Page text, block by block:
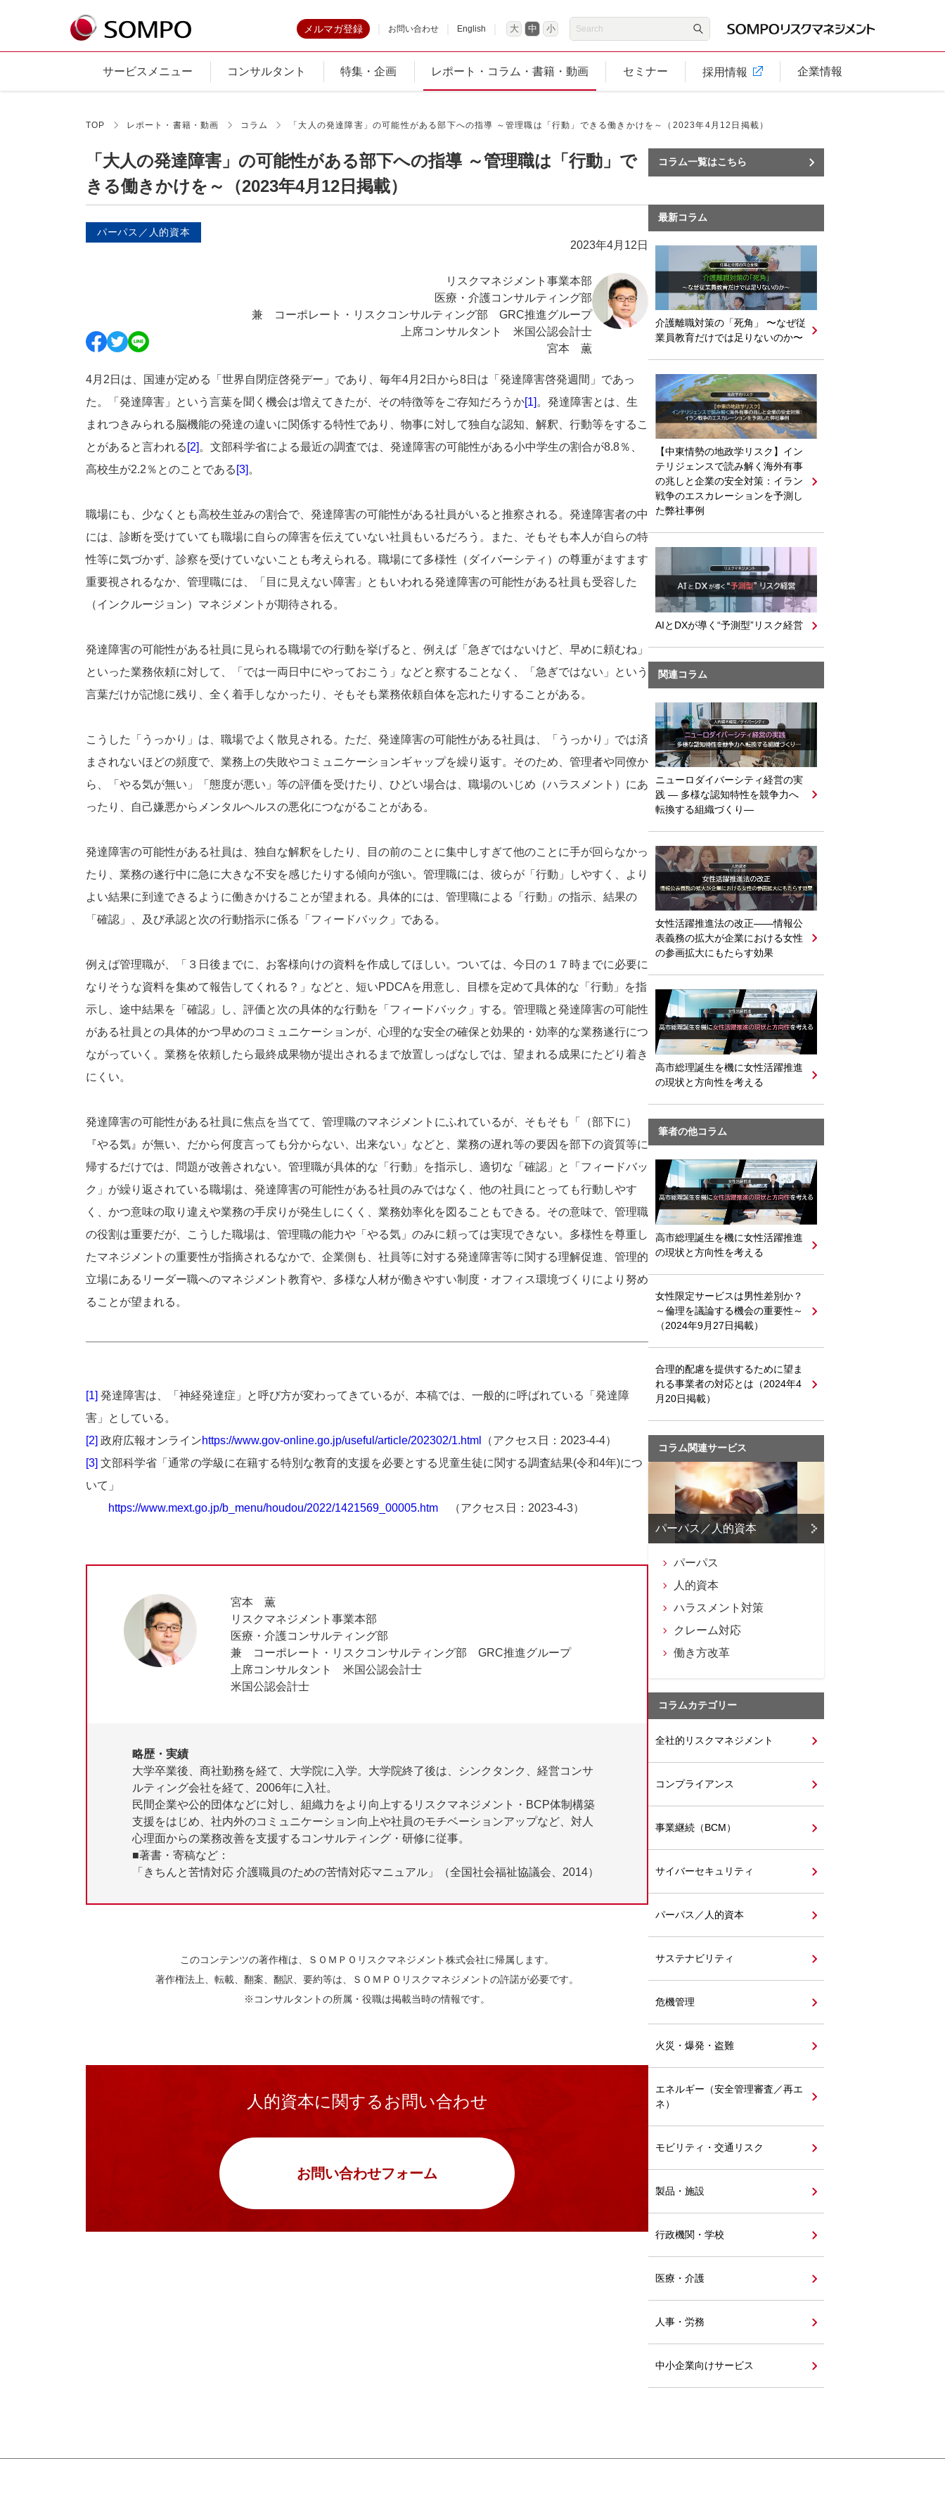
メルマガ登録 お問い合わせ English 大 中 小
サービスメニュー コンサルタント 特集・企画 レポート・コラム・書籍・動画 セミナー 採用情報 企業情報
TOP レポート・書籍・動画 コラム 「大人の発達障害」の可能性がある部下への指導 ～管理職は「行動」できる働きかけを～（2023年4月12日掲載）
「大人の発達障害」の可能性がある部下への指導 ～管理職は「行動」で
きる働きかけを～（2023年4月12日掲載）
パーパス／人的資本
2023年4月12日
リスクマネジメント事業本部
医療・介護コンサルティング部
兼 コーポレート・リスクコンサルティング部 GRC推進グループ
上席コンサルタント 米国公認会計士
宮本 薫
4月 2 日は、国連が定める「世界自閉症啓発デー」であり、毎年4月 2 日から8日は「発達障害啓発週間」であっ
た。「発達障害」という言葉を聞く機会は増えてきたが、その特徴等をご存知だろうか [1] 。発達障害とは、生
まれつきみられる脳機能の発達の違いに関係する特性であり、物事に対して独自な認知、解釈、行動等をするこ
とがあると言われる [2] 。文部科学省による最近の調査では、発達障害の可能性がある小中学生の割合が8.8％、
高校生が2.2 ％とのことである [3] 。
職場にも、少なくとも高校生並みの割合で、発達障害の可能性がある社員がいると推察される。発達障害者の中
には、診断を受けていても職場に自らの障害を伝えていない社員もいるだろう。また、そもそも本人が自らの特
性等に気づかず、診察を受けていないことも考えられる。職場にて多様性（ダイバーシティ）の尊重がますます
重要視されるなか、管理職には、「目に見えない障害」ともいわれる発達障害の可能性がある社員も受容した
（インクルージョン）マネジメントが期待される。
発達障害の可能性がある社員に見られる職場での行動を挙げると、例えば「急ぎではないけど、早めに頼むね」
といった業務依頼に対して、「では一両日中にやっておこう」などと察することなく、「急ぎではない」という
言葉だけが記憶に残り、全く着手しなかったり、そもそも業務依頼自体を忘れたりすることがある。
こうした「うっかり」は、職場でよく散見される。ただ、発達障害の可能性がある社員は、「うっかり」では済
まされないほどの頻度で、業務上の失敗やコミュニケーションギャップを繰り返す。そのため、管理者や同僚か
ら、「やる気が無い」「態度が悪い」等の評価を受けたり、ひどい場合は、職場のいじめ（ハラスメント）にあ
ったり、自己嫌悪からメンタルヘルスの悪化につながることがある。
発達障害の可能性がある社員は、独自な解釈をしたり、目の前のことに集中しすぎて他のことに手が回らなかっ
たり、業務の遂行中に急に大きな不安を感じたりする傾向が強い。管理職には、彼らが「行動」しやすく、より
よい結果に到達できるように働きかけることが望まれる。具体的には、管理職による「行動」の指示、結果の
「確認」、及び承認と次の行動指示に係る「フィードバック」である。
例えば管理職が、「３日後までに、お客様向けの資料を作成してほしい。ついては、今日の１７時までに必要に
なりそうな資料を集めて報告してくれる？」などと、短いPDCAを用意し、目標を定めて具体的な「行動」を指
示し、途中結果を「確認」し、評価と次の具体的な行動を「フィードバック」する。管理職と発達障害の可能性
がある社員との具体的かつ早めのコミュニケーションが、心理的な安全の確保と効果的・効率的な業務遂行につ
ながっていく。業務を依頼したら最終成果物が提出されるまで放置しっぱなしでは、望まれる成果にたどり着き
にくい。
発達障害の可能性がある社員に焦点を当てて、管理職のマネジメントにふれているが、そもそも「（部下に）
『やる気』が無い、だから何度言っても分からない、出来ない」などと、業務の遅れ等の要因を部下の資質等に
帰するだけでは、問題が改善されない。管理職が具体的な「行動」を指示し、適切な「確認」と「フィードバッ
ク」が繰り返されている職場は、発達障害の可能性がある社員のみではなく、他の社員にとっても行動しやす
く、かつ意味の取り違えや業務の手戻りが発生しにくく、業務効率化を図ることもできる。その意味で、管理職
の役割は重要だが、こうした職場は、管理職の能力や「やる気」のみに頼っては実現できない。多様性を尊重し
たマネジメントの重要性が指摘されるなかで、企業側も、社員等に対する発達障害等に関する理解促進、管理的
立場にあるリーダー職へのマネジメント教育や、多様な人材が働きやすい制度・オフィス環境づくりにより努め
ることが望まれる。
[1] 発達障害は、「神経発達症」と呼び方が変わってきているが、本稿では、一般的に呼ばれている「発達障
害」としている。
[2] 政府広報オンラインhttps://www.gov-online.go.jp/useful/article/202302/1.html （アクセス日： 2023-4-4）
[3] 文部科学省「通常の学級に在籍する特別な教育的支援を必要とする児童生徒に関する調査結果(令和4年)につ
いて」
https://www.mext.go.jp/b_menu/houdou/2022/1421569_00005.htm （アクセス日： 2023-4-3）
宮本 薫
リスクマネジメント事業本部
医療・介護コンサルティング部
兼 コーポレート・リスクコンサルティング部 GRC推進グループ
上席コンサルタント 米国公認会計士
米国公認会計士
略歴・実績
大学卒業後、商社勤務を経て、大学院に入学。大学院終了後は、シンクタンク、経営コンサ
ルティング会社を経て、2006年に入社。
民間企業や公的団体などに対し、組織力をより向上するリスクマネジメント・BCP体制構築
支援をはじめ、社内外のコミュニケーション向上や社員のモチベーションアップなど、対人
心理面からの業務改善を支援するコンサルティング・研修に従事。
■著書・寄稿など：
「きちんと苦情対応 介護職員のための苦情対応マニュアル」（全国社会福祉協議会、2014）
このコンテンツの著作権は、ＳＯＭＰＯリスクマネジメント株式会社に帰属します。
著作権法上、転載、翻案、翻訳、要約等は、ＳＯＭＰＯリスクマネジメントの許諾が必要です。
※コンサルタントの所属・役職は掲載当時の情報です。
人的資本に関するお問い合わせ
お問い合わせフォーム
コラム一覧はこちら
最新コラム
介護離職対策の「死角」 〜なぜ従
業員教育だけでは足りないのか〜
【中東情勢の地政学リスク】イン
テリジェンスで読み解く海外有事
の兆しと企業の安全対策：イラン
戦争のエスカレーションを予測し
た弊社事例
AIとDXが導く“予測型”リスク経営
関連コラム
ニューロダイバーシティ経営の実
践 ― 多様な認知特性を競争力へ
転換する組織づくり―
女性活躍推進法の改正――情報公
表義務の拡大が企業における女性
の参画拡大にもたらす効果
高市総理誕生を機に女性活躍推進
の現状と方向性を考える
筆者の他コラム
高市総理誕生を機に女性活躍推進
の現状と方向性を考える
女性限定サービスは男性差別か？
～倫理を議論する機会の重要性～
（2024年9月27日掲載）
合理的配慮を提供するために望ま
れる事業者の対応とは（2024年4
月20日掲載）
コラム関連サービス
パーパス／人的資本
パーパス
人的資本
ハラスメント対策
クレーム対応
働き方改革
コラムカテゴリー
全社的リスクマネジメント
コンプライアンス
事業継続（BCM）
サイバーセキュリティ
パーパス／人的資本
サステナビリティ
危機管理
火災・爆発・盗難
エネルギー（安全管理審査／再エ
ネ）
モビリティ・交通リスク
製品・施設
行政機関・学校
医療・介護
人事・労務
中小企業向けサービス